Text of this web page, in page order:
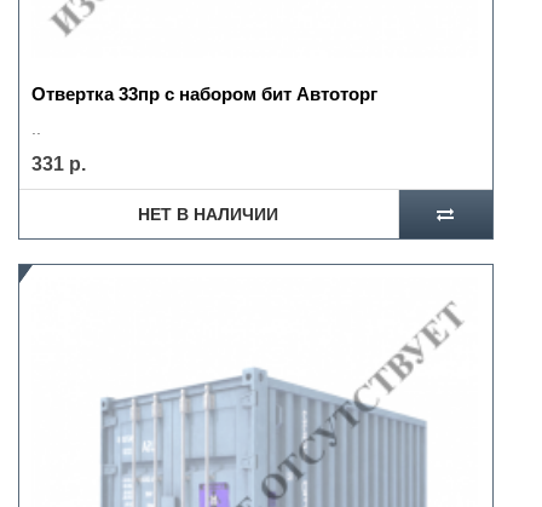
Отвертка 33пр с набором бит Автоторг
331 р.
НЕТ В НАЛИЧИИ